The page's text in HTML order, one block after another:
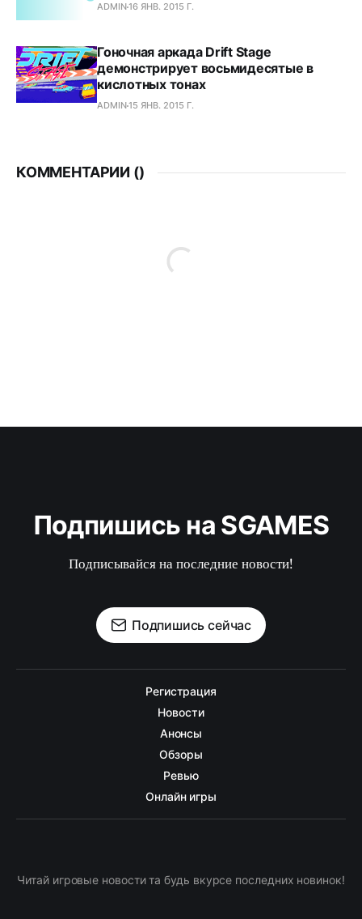
ADMIN16 ЯНВ. 2015 Г.
Гоночная аркада Drift Stage
демонстрирует восьмидесятые в
кислотных тонах
ADMIN15 ЯНВ. 2015 Г.
КОММЕНТАРИИ ()
Подпишись на SGAMES
Подписывайся на последние новости!
Подпишись сейчас
Регистрация
Новости
Анонсы
Обзоры
Ревью
Онлайн игры
Читай игровые новости та будь вкурсе последних новинок!